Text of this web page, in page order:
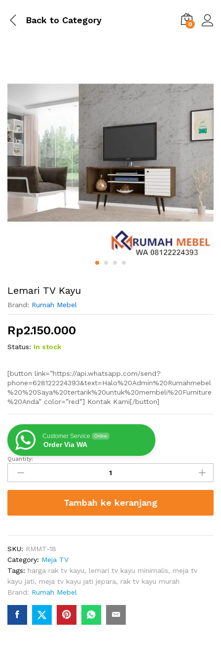
Back to Category 0
Lemari TV Kayu
Brand: Rumah Mebel
Rp2.150.000
Status: In stock
[button link=”https://api.whatsapp.com/send?
phone=628122224393&text=Halo%20Admin%20Rumahmebel
%20%20Saya%20tertarik%20untuk%20membeli%20Furniture
%20Anda” color=”red”] Kontak Kami[/button]
Customer Service Online
Order Via WA
Lemari
Kayu
quantity
Quantity:
Tambah ke keranjang
SKU: RMMT-18
Category: Meja TV
Tags: harga rak tv kayu, lemari tv kayu minimalis, meja tv
kayu jati, meja tv kayu jati jepara, rak tv kayu murah
Brand: Rumah Mebel